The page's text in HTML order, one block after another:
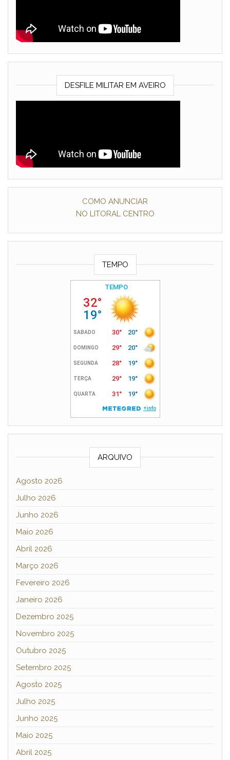
DESFILE MILITAR EM AVEIRO
COMO ANUNCIAR
NO LITORAL CENTRO
TEMPO
ARQUIVO
Agosto 2026
Julho 2026
Junho 2026
Maio 2026
Abril 2026
Março 2026
Fevereiro 2026
Janeiro 2026
Dezembro 2025
Novembro 2025
Outubro 2025
Setembro 2025
Agosto 2025
Julho 2025
Junho 2025
Maio 2025
Abril 2025